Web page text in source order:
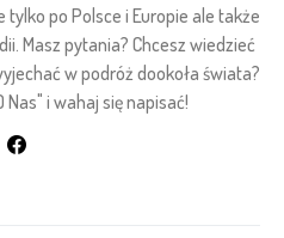
po Polsce i Europie ale także
Masz pytania? Chcesz wiedzieć
w podróż dookoła świata?
Nas" i wahaj się napisać!